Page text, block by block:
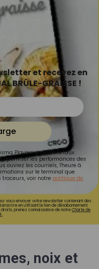
et recevez en
BRÛLE-GRAISSE !
Players analyse le taux
optimiser les performances des
ouvrez les courriels, l'heure à
sur le terminal que
traceurs, voir notre politique de
vous envoyer votre newsletter contenant des
en utilisant le lien de désabonnement
prenez connaissance de notreCharte de
noix et